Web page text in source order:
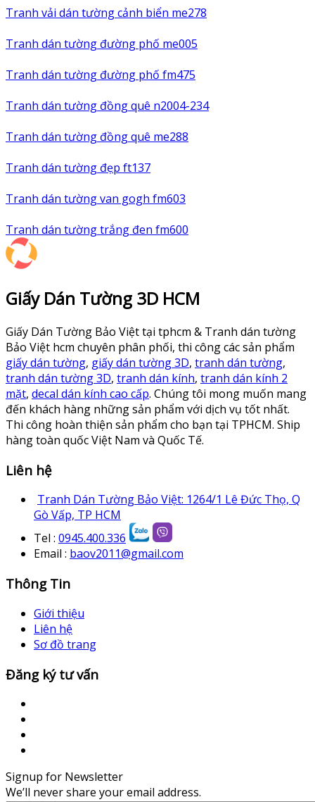
Tranh vải dán tường cảnh biển me278
Tranh dán tường đường phố me005
Tranh dán tường đường phố fm475
Tranh dán tường đồng quê n2004-234
Tranh dán tường đồng quê me288
Tranh dán tường đẹp ft137
Tranh dán tường van gogh fm603
Tranh dán tường trắng đen fm600
Giấy Dán Tường 3D HCM
Giấy Dán Tường Bảo Việt tại tphcm & Tranh dán tường
Bảo Việt hcm chuyên phân phối, thi công các sản phẩm
giấy dán tường, giấy dán tường 3D, tranh dán tường,
tranh dán tường 3D, tranh dán kính, tranh dán kính 2
mặt, decal dán kính cao cấp. Chúng tôi mong muốn mang
đến khách hàng những sản phẩm với dịch vụ tốt nhất.
Thi công hoàn thiện sản phẩm cho bạn tại TPHCM. Ship
hàng toàn quốc Việt Nam và Quốc Tế.
Liên hệ
Tranh Dán Tường Bảo Việt: 1264/1 Lê Đức Thọ, Q
Gò Vấp, TP HCM
Tel : 0945.400.336
Email : baov2011@gmail.com
Thông Tin
Giới thiệu
Liên hệ
Sơ đồ trang
Đăng ký tư vấn
Signup for Newsletter
We’ll never share your email address.